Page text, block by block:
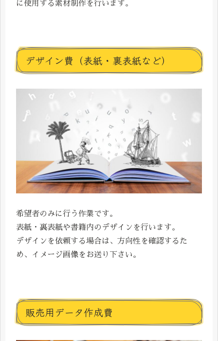
に使用する素材制作を行います。
デザイン費（表紙・裏表紙など）
希望者のみに行う作業です。
表紙・裏表紙や書籍内のデザインを行います。
デザインを依頼する場合は、方向性を確認するた
め、イメージ画像をお送り下さい。
販売用データ作成費